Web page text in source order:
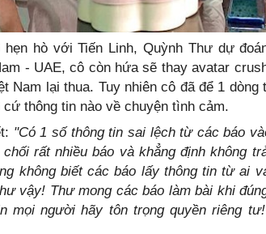
hẹn hò với Tiến Linh, Quỳnh Thư dự
- UAE, cô còn hứa sẽ thay avatar
Nam lại thua. Tuy nhiên cô đã để 1
thông tin nào về chuyện tình cảm.
"Có 1 số thông tin sai lệch từ các báo
rất nhiều báo và khẳng định không
không biết các báo lấy thông tin từ ai
vậy! Thư mong các báo làm bài khi
mọi người hãy tôn trọng quyền riêng